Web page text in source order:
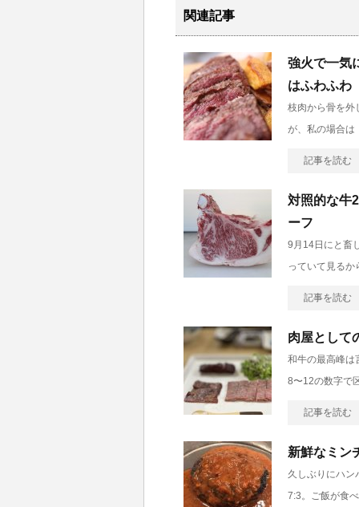
関連記事
強火で一気
はふわふわ
枝肉から骨を外
が、私の場合は
記事を読む
対照的な牛
ーフ
9月14日にと畜
っていて見るか
記事を読む
肉屋として
和牛の最高峰は
8〜12の数字で
記事を読む
新鮮なミン
久しぶりにハン
7:3。ご飯が食